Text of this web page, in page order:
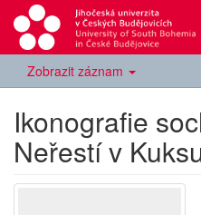
Zobrazit záznam
Ikonografie
Neřestí v